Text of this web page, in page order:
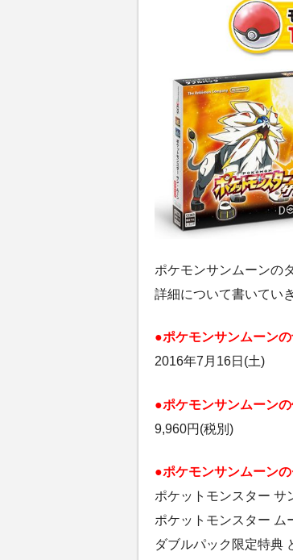
ポケモンサンムーンの
詳細について書いてい
●ポケモンサンムーンの
2016年7月16日(土)
●ポケモンサンムーン
9,960円(税別)
●ポケモンサンムーン
ポケットモンスター サ
ポケットモンスター ム
ダブルパック限定特典